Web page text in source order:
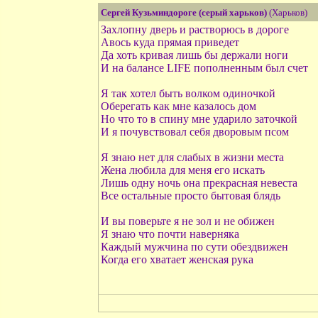
Сергей Кузьминдороге (серый харьков) (Харьков)
Захлопну дверь и растворюсь в дороге
Авось куда прямая приведет
Да хоть кривая лишь бы держали ноги
И на балансе LIFE пополненным был счет
Я так хотел быть волком одиночкой
Оберегать как мне казалось дом
Но что то в спину мне ударило заточкой
И я почувствовал себя дворовым псом
Я знаю нет для слабых в жизни места
Жена любила для меня его искать
Лишь одну ночь она прекрасная невеста
Все остальные просто бытовая блядь
И вы поверьте я не зол и не обижен
Я знаю что почти наверняка
Каждый мужчина по сути обездвижен
Когда его хватает женская рука